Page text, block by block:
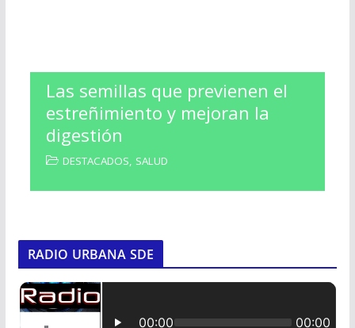
Las semillas que previenen el
estreñimiento y mejoran la
digestión
DESTACADOS, SALUD
RADIO URBANA SDE